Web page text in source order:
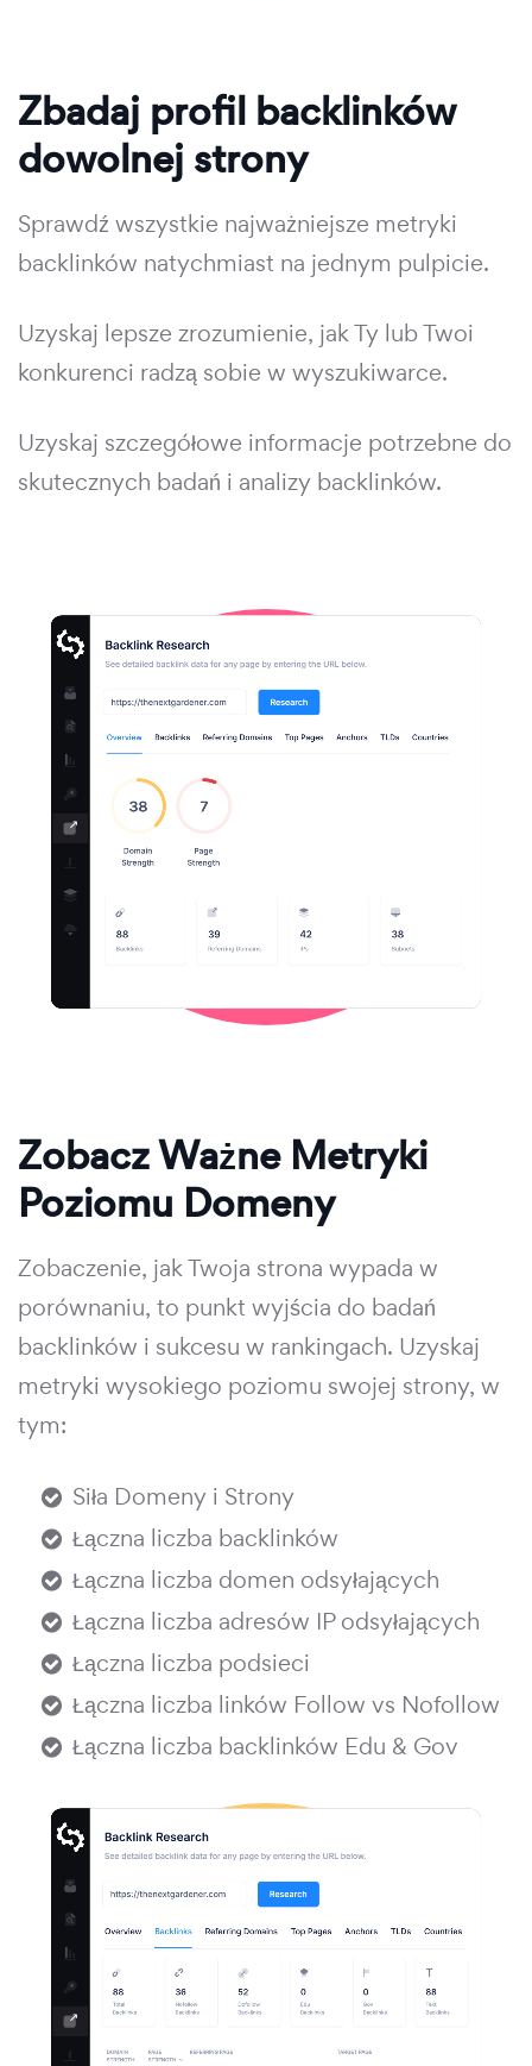
Zbadaj profil backlinków
dowolnej strony
Sprawdź wszystkie najważniejsze metryki
backlinków natychmiast na jednym pulpicie.
Uzyskaj lepsze zrozumienie, jak Ty lub Twoi
konkurenci radzą sobie w wyszukiwarce.
Uzyskaj szczegółowe informacje potrzebne do
skutecznych badań i analizy backlinków.
Zobacz Ważne Metryki
Poziomu Domeny
Zobaczenie, jak Twoja strona wypada w
porównaniu, to punkt wyjścia do badań
backlinków i sukcesu w rankingach. Uzyskaj
metryki wysokiego poziomu swojej strony, w
tym:
Siła Domeny i Strony
Łączna liczba backlinków
Łączna liczba domen odsyłających
Łączna liczba adresów IP odsyłających
Łączna liczba podsieci
Łączna liczba linków Follow vs Nofollow
Łączna liczba backlinków Edu & Gov